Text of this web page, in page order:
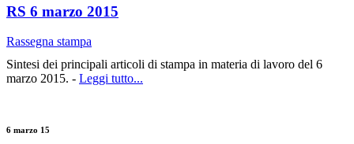
RS 6 marzo 2015
Rassegna stampa
Sintesi dei principali articoli di stampa in materia di lavoro del 6
marzo 2015. - Leggi tutto...
6 marzo 15